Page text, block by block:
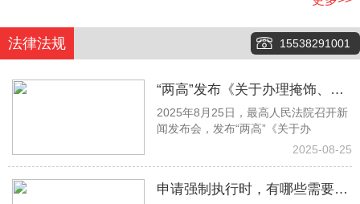
法律法规 15538291001
“两高”发布《关于办理掩饰、隐
瞒犯罪所得、犯罪所得收益刑事
案件适用法律若干问题的解释》
2025年8月25日，最高人民法院召开新
闻发布会，发布“两高”《关于办
2025-08-25
申请强制执行时，有哪些需要注